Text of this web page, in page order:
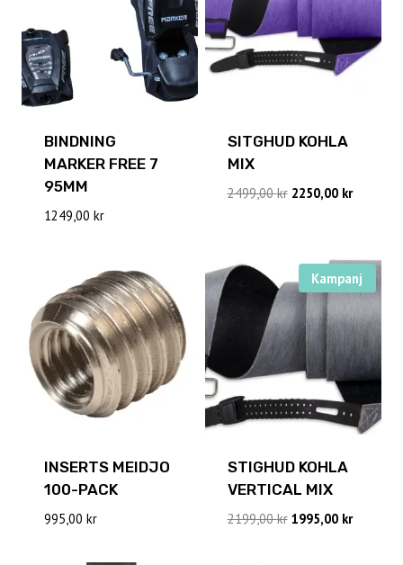
BINDNING
MARKER FREE 7
95MM
1249,00 kr
SITGHUD KOHLA
MIX
2499,00kr Det
2499,00 kr.
2250,00 krDet
2250,00
INSERTS MEIDJO
100-PACK
995,00 kr
Kampanj
STIGHUD KOHLA
VERTICAL MIX
2199,00kr Det
1995,00 krDet